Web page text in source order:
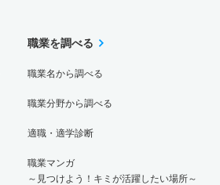
職業を調べる
職業名から調べる
職業分野から調べる
適職・適学診断
職業マンガ
～見つけよう！キミが活躍したい場所～